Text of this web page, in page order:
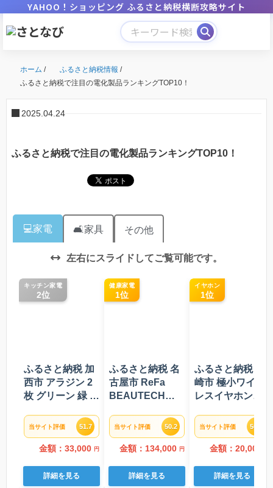
YAHOO！ショッピング ふるさと納税横断攻略サイト
ホーム / ふるさと納税情報 /
ふるさと納税で注目の電化製品ランキングTOP10！
2025.04.24
ふるさと納税で注目の電化製品ランキングTOP10！
💻家電 🛋家具 その他
左右にスライドしてご覧可能です。
キッチン家電
2位
ふるさと納税 加
西市 アラジン 2
枚 グリーン 緑 グ
スター 2枚焼き
[No5698-0300]
当サイト評価 51.7
金額：33,000 円
詳細を見る
健康家電
1位
ふるさと納税 名
古屋市 ReFa
BEAUTECH
ワイト】 リファ
ドライヤー 美容
家電 家電
当サイト評価 50.2
金額：134,000 円
詳細を見る
イヤホン
1位
ふるさと納税 川
崎市 極小ワイヤ
レスイヤホン
ASMR 【DARK
GRAY】
当サイト評価 50.0
金額：20,000
詳細を見る